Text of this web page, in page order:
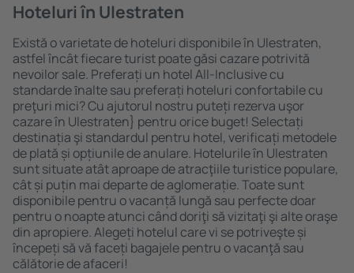
Hoteluri în Ulestraten
Există o varietate de hoteluri disponibile în Ulestraten,
astfel încât fiecare turist poate găsi cazare potrivită
nevoilor sale. Preferați un hotel All-Inclusive cu
standarde ȋnalte sau preferați hoteluri confortabile cu
preţuri mici? Cu ajutorul nostru puteți rezerva uşor
cazare în Ulestraten} pentru orice buget! Selectați
destinația şi standardul pentru hotel, verificați metodele
de plată și opțiunile de anulare. Hotelurile în Ulestraten
sunt situate atât aproape de atracţiile turistice populare,
cât și puțin mai departe de aglomerație. Toate sunt
disponibile pentru o vacanță lungă sau perfecte doar
pentru o noapte atunci când doriţi să vizitaţi şi alte oraşe
din apropiere. Alegeți hotelul care vi se potriveşte și
începeți să vă faceți bagajele pentru o vacanţă sau
călătorie de afaceri!